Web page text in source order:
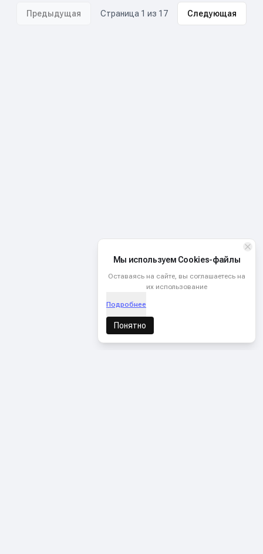
Предыдущая Страница 1 из 17 Следующая
Мы используем Cookies-файлы
Оставаясь на сайте, вы соглашаетесь на
их использование
Подробнее
Понятно